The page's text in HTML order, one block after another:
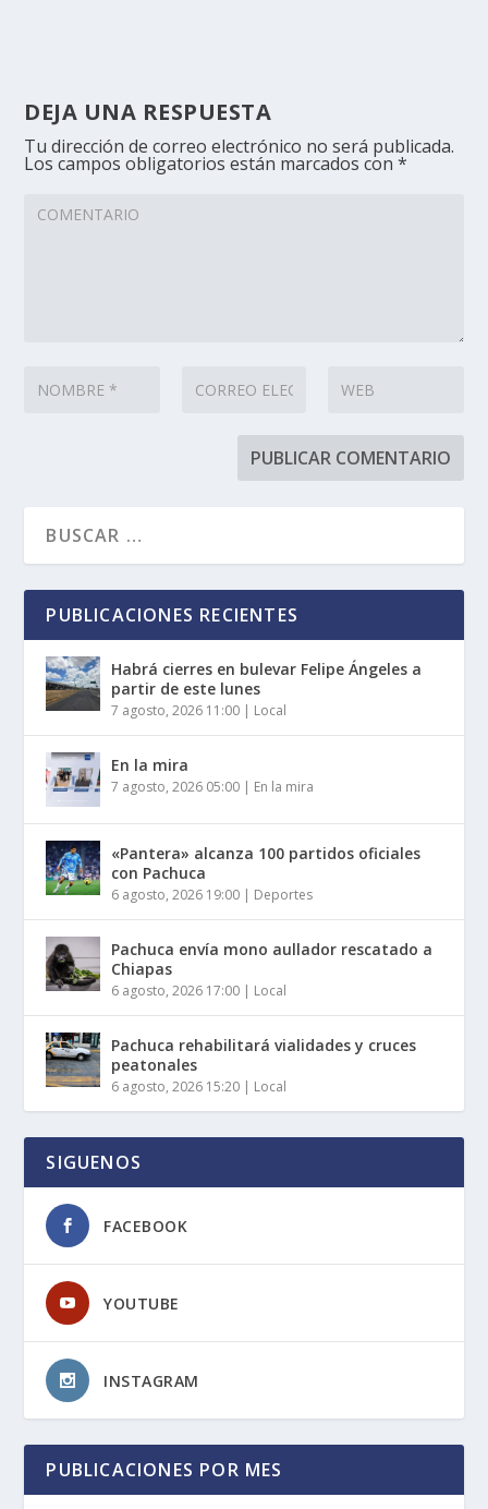
DEJA UNA RESPUESTA
Tu dirección de correo electrónico no será publicada.
Los campos obligatorios están marcados con*
PUBLICACIONES RECIENTES
Habrá cierres en bulevar Felipe Ángeles a
partir de este lunes
7 agosto, 2026 11:00 Local
En la mira
7 agosto, 2026 05:00 En la mira
«Pantera» alcanza 100 partidos oficiales
con Pachuca
6 agosto, 2026 19:00 Deportes
Pachuca envía mono aullador rescatado a
Chiapas
6 agosto, 2026 17:00 Local
Pachuca rehabilitará vialidades y cruces
peatonales
6 agosto, 2026 15:20 Local
SIGUENOS
FACEBOOK
YOUTUBE
INSTAGRAM
PUBLICACIONES POR MES